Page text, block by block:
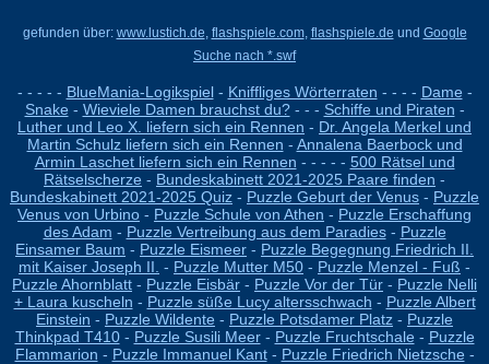
gefunden über: www.lustich.de, flashspiele.com, flashspiele.de und Google
Suche nach *.swf
- - - - - BlueMania-Logikspiel- Kniffliges Wörterraten - - - - Dame -
Snake - Wieviele Damen brauchst du?- - - Schiffe und Piraten -
Luther und Leo X. liefern sich ein Rennen - Dr. Angela Merkel und
Martin Schulz liefern sich ein Rennen - Annalena Baerbock und
Armin Laschet liefern sich ein Rennen - - - - - 500 Rätsel und
Rätselscherze - Bundeskabinett 2021-2025 Paare finden -
Bundeskabinett 2021-2025 Quiz - Puzzle Geburt der Venus - Puzzle
Venus von Urbino - Puzzle Schule von Athen - Puzzle Erschaffung
des Adam - Puzzle Vertreibung aus dem Paradies- Puzzle
Einsamer Baum - Puzzle Eismeer - Puzzle Begegnung Friedrich II.
mit Kaiser Joseph II. - Puzzle Mutter M50 - Puzzle Menzel - Fuß -
Puzzle Ahornblatt - Puzzle Eisbär - Puzzle Vor der Tür - Puzzle Nelli
+ Laura kuscheln - Puzzle süße Lucy altersschwach - Puzzle Albert
Einstein - Puzzle Wildente - Puzzle Potsdamer Platz - Puzzle
Thinkpad T410- Puzzle Susili Meer- Puzzle Fruchtschale - Puzzle
Flammarion - Puzzle Immanuel Kant- Puzzle Friedrich Nietzsche -